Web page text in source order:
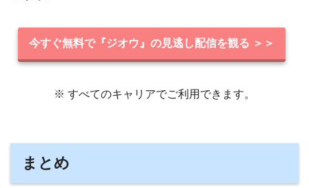
今すぐ無料で『ジオウ』の見逃し配信を観る ＞＞
※ すべてのキャリアでご利用できます。
まとめ